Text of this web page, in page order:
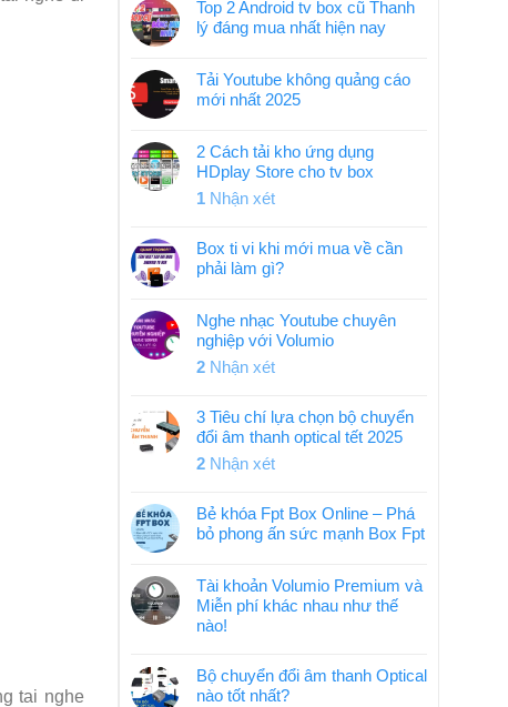
tai nghe
Top 2 Android tv box cũ Thanh
lý đáng mua nhất hiện nay
Tải Youtube không quảng cáo
mới nhất 2025
2 Cách tải kho ứng dụng
HDplay Store cho tv box
1 Nhận xét
Box ti vi khi mới mua về cần
phải làm gì?
Nghe nhạc Youtube chuyên
nghiệp với Volumio
2 Nhận xét
3 Tiêu chí lựa chọn bộ chuyển
đổi âm thanh optical tết 2025
2 Nhận xét
Bẻ khóa Fpt Box Online – Phá
bỏ phong ấn sức mạnh Box Fpt
Tài khoản Volumio Premium và
Miễn phí khác nhau như thế
nào!
Bộ chuyển đổi âm thanh Optical
nào tốt nhất?